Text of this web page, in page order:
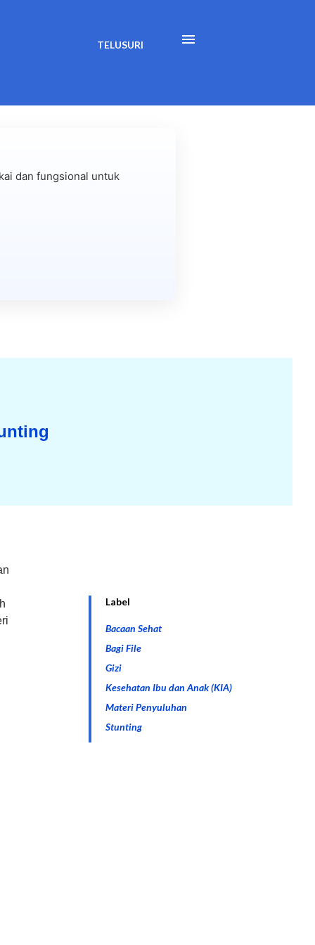
TELUSURI
dan fungsional untuk
Label
Bacaan Sehat
Bagi File
Gizi
Kesehatan Ibu dan Anak (KIA)
Materi Penyuluhan
Stunting